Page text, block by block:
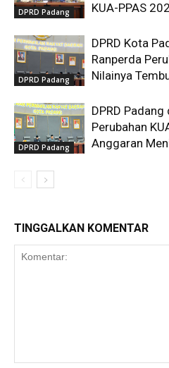
DPRD Padang
KUA-PPAS
DPRD Padang
DPRD Kota
Ranperda
Nilainya
DPRD Padang
DPRD
Perubahan
Anggaran
TINGGALKAN KOMENTAR